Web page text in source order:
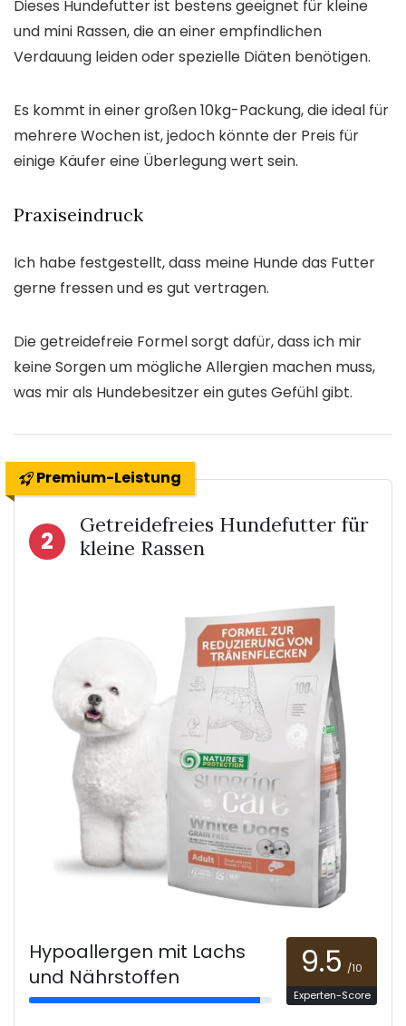
Dieses Hundefutter ist bestens geeignet für kleine
und mini Rassen, die an einer empfindlichen
Verdauung leiden oder spezielle Diäten benötigen.
Es kommt in einer großen 10kg-Packung, die ideal für
mehrere Wochen ist, jedoch könnte der Preis für
einige Käufer eine Überlegung wert sein.
Praxiseindruck
Ich habe festgestellt, dass meine Hunde das Futter
gerne fressen und es gut vertragen.
Die getreidefreie Formel sorgt dafür, dass ich mir
keine Sorgen um mögliche Allergien machen muss,
was mir als Hundebesitzer ein gutes Gefühl gibt.
Premium-Leistung
2
Getreidefreies Hundefutter für
kleine Rassen
Hypoallergen mit Lachs
und Nährstoffen
9.5 /10
Experten-Score